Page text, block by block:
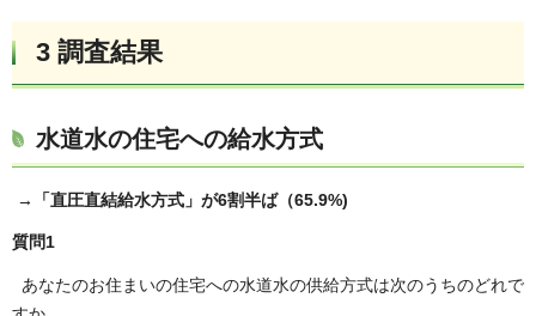
3 調査結果
水道水の住宅への給水方式
→「直圧直結給水方式」が6割半ば（65.9%)
質問1
あなたのお住まいの住宅への水道水の供給方式は次のうちのどれで